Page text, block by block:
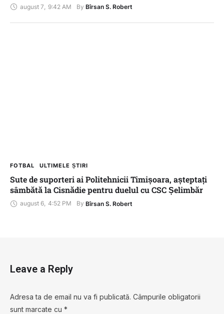
august 7 9:42 AM By Bîrsan S. Robert
FOTBAL ULTIMELE ȘTIRI
Sute de suporteri ai Politehnicii Timișoara, așteptați
sâmbătă la Cisnădie pentru duelul cu CSC Șelimbăr
august 6, 4:52 PM By Bîrsan S. Robert
Leave a Reply
Adresa ta de email nu va fi publicată. Câmpurile obligatorii
sunt marcate cu *